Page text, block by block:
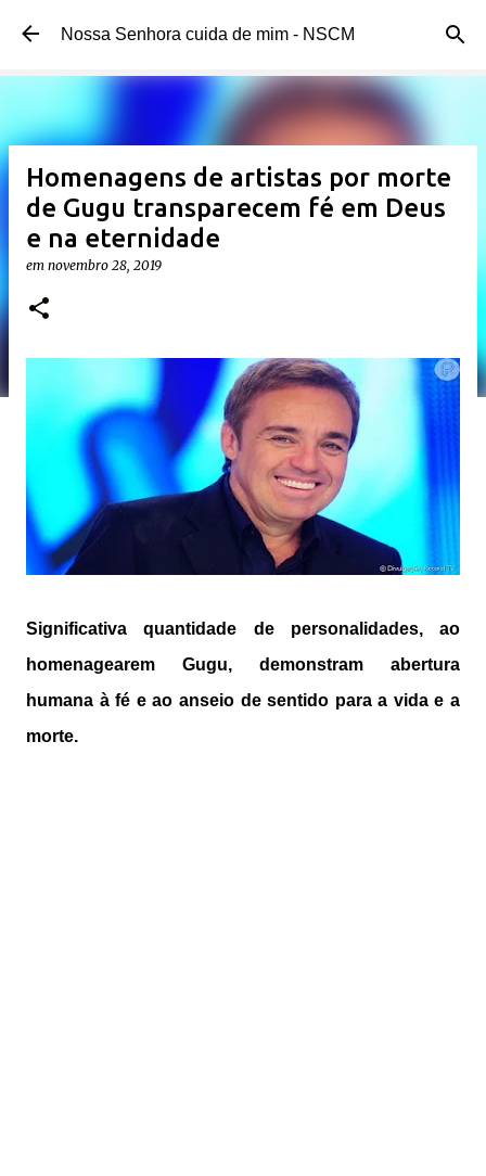
Pular para o conteúdo principal
Nossa Senhora cuida de mim - NSCM
Homenagens de artistas por morte
de Gugu transparecem fé em Deus
e na eternidade
em novembro 28, 2019
Significativa quantidade de personalidades, ao
homenagearem Gugu, demonstram abertura
humana à fé e ao anseio de sentido para a vida e a
morte.